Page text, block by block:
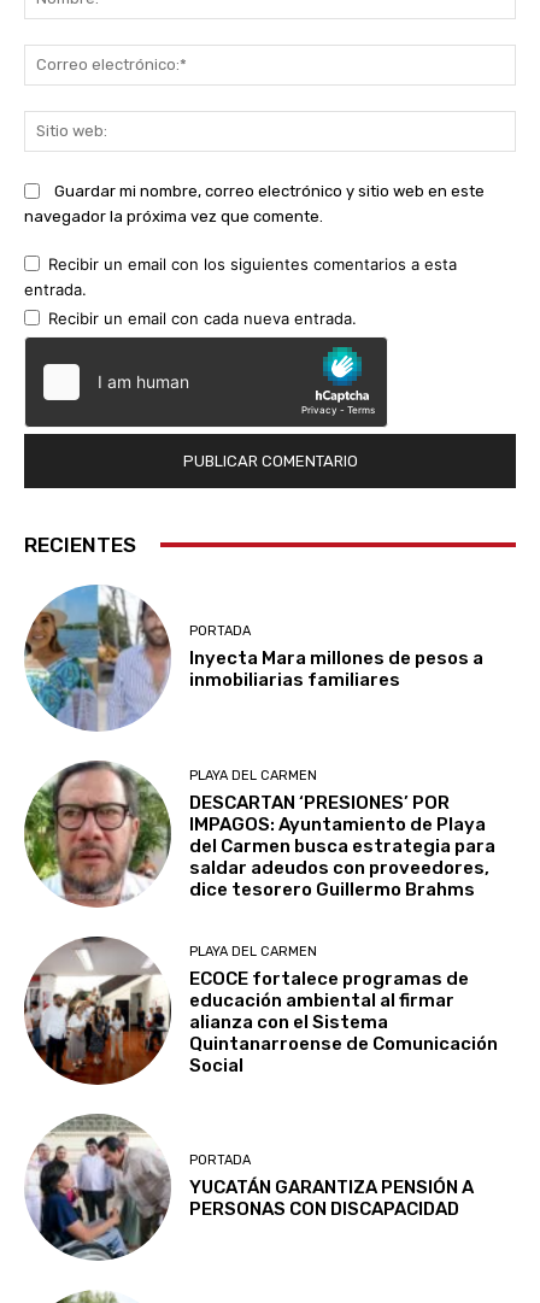
Guardar mi nombre, correo electrónico y sitio web en este
navegador la próxima vez que comente.
Recibir un email con los siguientes comentarios a esta
entrada.
Recibir un email con cada nueva entrada.
RECIENTES
PORTADA
Inyecta Mara millones de pesos a
inmobiliarias familiares
PLAYA DEL CARMEN
DESCARTAN ‘PRESIONES’ POR
IMPAGOS: Ayuntamiento de Playa
del Carmen busca estrategia para
saldar adeudos con proveedores,
dice tesorero Guillermo Brahms
PLAYA DEL CARMEN
ECOCE fortalece programas de
educación ambiental al firmar
alianza con el Sistema
Quintanarroense de Comunicación
Social
PORTADA
YUCATÁN GARANTIZA PENSIÓN A
PERSONAS CON DISCAPACIDAD